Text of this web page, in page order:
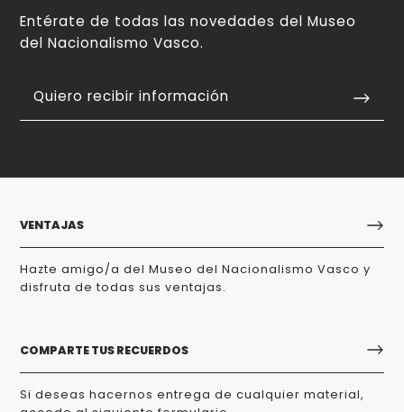
Entérate de todas las novedades del Museo
del Nacionalismo Vasco.
Quiero recibir información
VENTAJAS
Hazte amigo/a del Museo del Nacionalismo Vasco y
disfruta de todas sus ventajas.
COMPARTE TUS RECUERDOS
Si deseas hacernos entrega de cualquier material,